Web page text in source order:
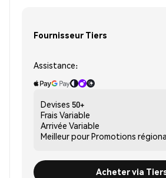
Fournisseur Tiers
Assistance:
Devises 50+
Frais Variable
Arrivée Variable
Meilleur pourPromotions
Acheter via